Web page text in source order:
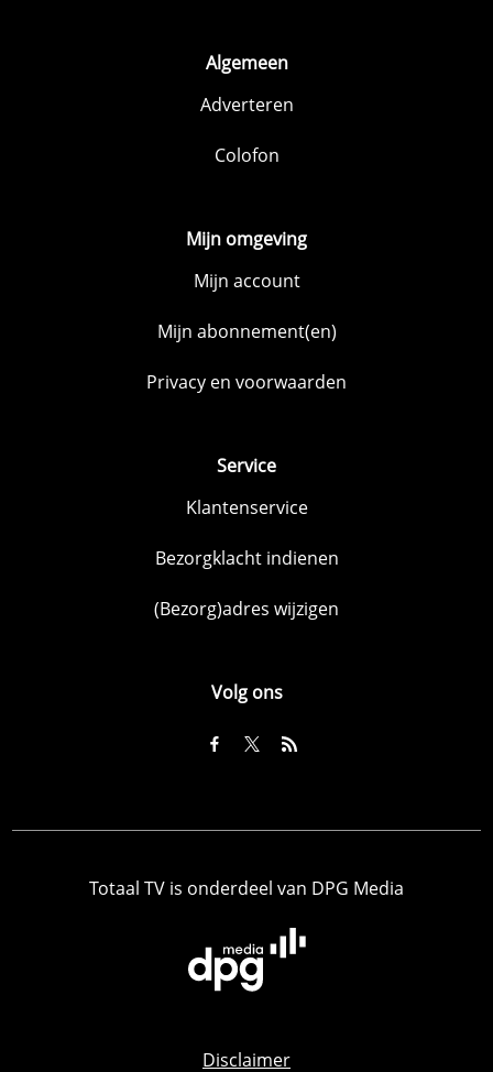
Algemeen
Adverteren
Colofon
Mijn omgeving
Mijn account
Mijn abonnement(en)
Privacy en voorwaarden
Service
Klantenservice
Bezorgklacht indienen
(Bezorg)adres wijzigen
Volg ons
Totaal TV is onderdeel van DPG Media
Disclaimer